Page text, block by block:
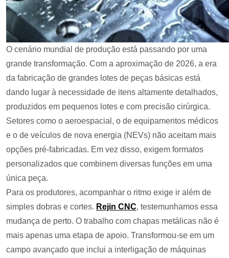
O cenário mundial de produção está passando por uma
grande transformação. Com a aproximação de 2026, a era
da fabricação de grandes lotes de peças básicas está
dando lugar à necessidade de itens altamente detalhados,
produzidos em pequenos lotes e com precisão cirúrgica.
Setores como o aeroespacial, o de equipamentos médicos
e o de veículos de nova energia (NEVs) não aceitam mais
opções pré-fabricadas. Em vez disso, exigem formatos
personalizados que combinem diversas funções em uma
única peça.
Para os produtores, acompanhar o ritmo exige ir além de
simples dobras e cortes. Rejin CNC, testemunhamos essa
mudança de perto. O trabalho com chapas metálicas não é
mais apenas uma etapa de apoio. Transformou-se em um
campo avançado que inclui a interligação de máquinas